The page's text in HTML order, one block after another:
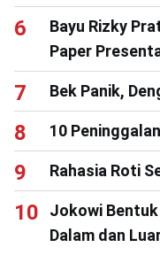
Bayu Rizky
Paper
Bek Panik,
10
Rahasia Roti
Jokowi
Dalam dan